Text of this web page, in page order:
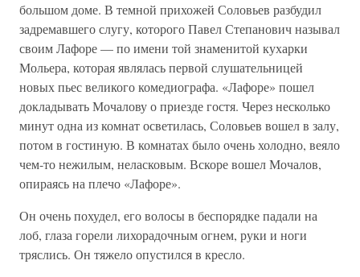
большом доме. В темной прихожей Соловьев разбудил
задремавшего слугу, которого Павел Степанович называл
своим Лафоре — по имени той знаменитой кухарки
Мольера, которая являлась первой слушательницей
новых пьес великого комедиографа. «Лафоре» пошел
докладывать Мочалову о приезде гостя. Через несколько
минут одна из комнат осветилась, Соловьев вошел в залу,
потом в гостиную. В комнатах было очень холодно, веяло
чем-то нежилым, неласковым. Вскоре вошел Мочалов,
опираясь на плечо «Лафоре».
Он очень похудел, его волосы в беспорядке падали на
лоб, глаза горели лихорадочным огнем, руки и ноги
тряслись. Он тяжело опустился в кресло.